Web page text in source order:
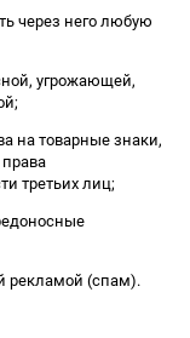
через него любую
угрожающей,
на товарные знаки,
третьих лиц;
рекламой (спам).